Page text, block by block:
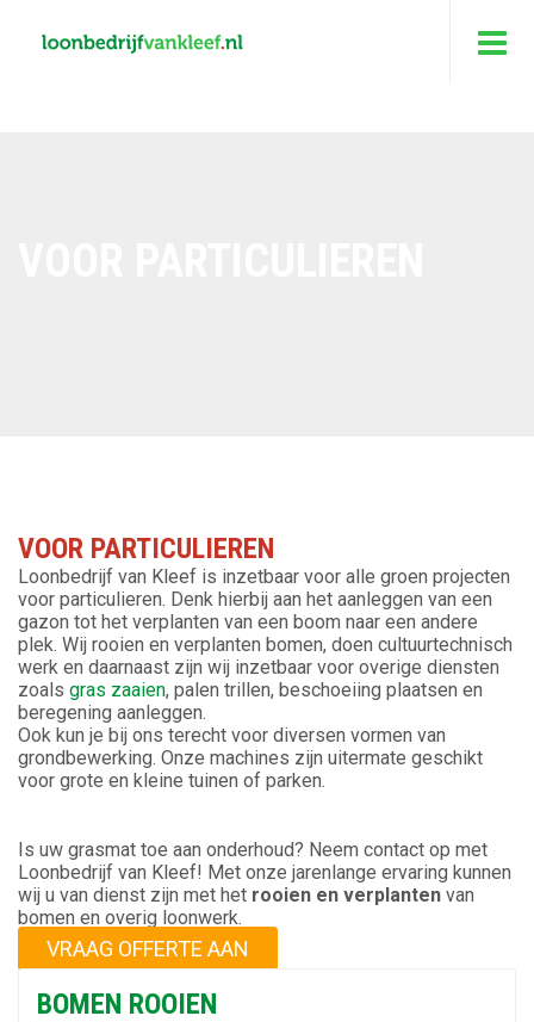
VOOR PARTICULIEREN
Loonbedrijf van Kleef is inzetbaar voor alle groen projecten
voor particulieren. Denk hierbij aan het aanleggen van een
gazon tot het verplanten van een boom naar een andere
plek. Wij rooien en verplanten bomen, doen cultuurtechnisch
werk en daarnaast zijn wij inzetbaar voor overige diensten
zoals gras zaaien, palen trillen, beschoeiing plaatsen en
beregening aanleggen.
Ook kun je bij ons terecht voor diversen vormen van
grondbewerking. Onze machines zijn uitermate geschikt
voor grote en kleine tuinen of parken.
Is uw grasmat toe aan onderhoud? Neem contact op met
Loonbedrijf van Kleef! Met onze jarenlange ervaring kunnen
wij u van dienst zijn met het rooien en verplanten van
bomen en overig loonwerk.
VRAAG OFFERTE AAN
BOMEN ROOIEN